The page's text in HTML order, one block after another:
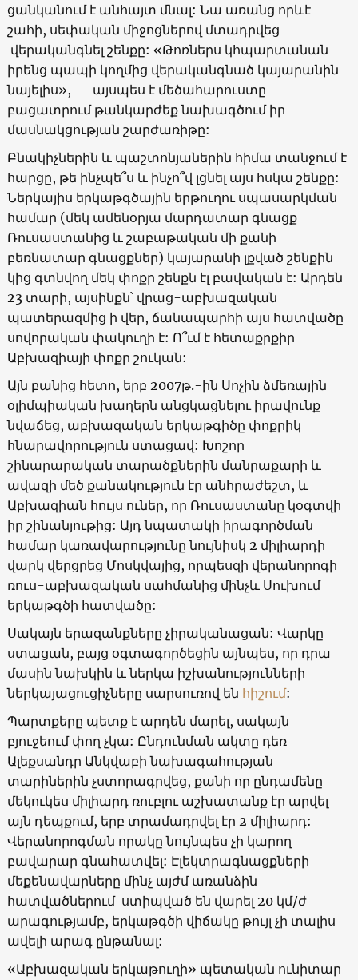
ցանկանում է անհայտ մնալ: Նա առանց որևէ
շահի, սեփական միջոցներով մտադրվեց
վերականգնել շենքը: «Թոռներս կհպարտանան
իրենց պապի կողմից վերականգնած կայարանին
նայելիս», — այսպես է մեծահարուստը
բացատրում թանկարժեք նախագծում իր
մասնակցության շարժառիթը:
Բնակիչներին և պաշտոնյաներին հիմա տանջում է
հարցը, թե ինչպե՞ս և ինչո՞վ լցնել այս հսկա շենքը:
Ներկայիս երկաթգծային երթուղու սպասարկման
համար (մեկ ամենօրյա մարդատար գնացք
Ռուսաստանից և շաբաթական մի քանի
բեռնատար գնացքներ) կայարանի լքված շենքին
կից գտնվող մեկ փոքր շենքն էլ բավական է: Արդեն
23 տարի, այսինքն՝ վրաց-աբխազական
պատերազմից ի վեր, ճանապարհի այս հատվածը
սովորական փակուղի է: Ո՞ւմ է հետաքրքիր
Աբխազիայի փոքր շուկան:
Այն բանից հետո, երբ 2007թ.-ին Սոչին ձմեռային
օլիմպիական խաղերն անցկացնելու իրավունք
նվաճեց, աբխազական երկաթգիծը փոքրիկ
հնարավորություն ստացավ: Խոշոր
շինարարական տարածքներին մանրաքարի և
ավազի մեծ քանակություն էր անհրաժեշտ, և
Աբխազիան հույս ուներ, որ Ռուսաստանը կօգտվի
իր շինանյութից: Այդ նպատակի իրագործման
համար կառավարությունը նույնիսկ 2 միլիարդի
վարկ վերցրեց Մոսկվայից, որպեսզի վերանորոգի
ռուս-աբխազական սահմանից մինչև Սուխում
երկաթգծի հատվածը:
Սակայն երազանքները չիրականացան: Վարկը
ստացան, բայց օգտագործեցին այնպես, որ դրա
մասին նախկին և ներկա իշխանությունների
ներկայացուցիչները սարսուռով են հիշում:
Պարտքերը պետք է արդեն մարել, սակայն
բյուջեում փող չկա: Ընդունման ակտը դեռ
Ալեքսանդր Անկվաբի նախագահության
տարիներին չստորագրվեց, քանի որ ընդամենը
մեկուկես միլիարդ ռուբլու աշխատանք էր արվել
այն դեպքում, երբ տրամադրվել էր 2 միլիարդ:
Վերանորոգման որակը նույնպես չի կարող
բավարար գնահատվել: Էլեկտրագնացքների
մեքենավարները մինչ այժմ առանձին
հատվածներում ստիպված են վարել 20 կմ/ժ
արագությամբ, երկաթգծի վիճակը թույլ չի տալիս
ավելի արագ ընթանալ:
«Աբխազական երկաթուղի» պետական ունիտար